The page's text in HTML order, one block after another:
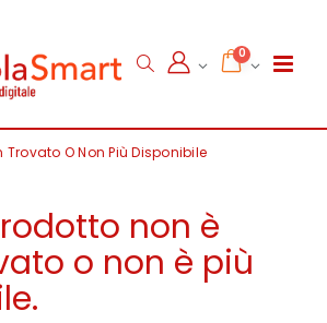
0
Trovato O Non Più Disponibile
non è
o non è più